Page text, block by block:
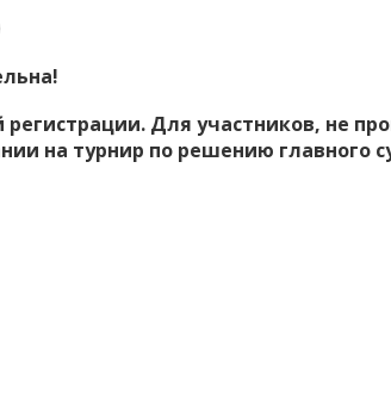
Для участников, не
на турнир по решению главного